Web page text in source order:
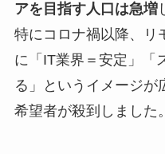
アを目指す人口は急増
特にコロナ禍以降、リ
に「IT業界＝安定」「
る」というイメージが
希望者が殺到しました。